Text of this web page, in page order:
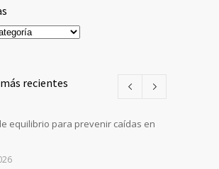
recientes
equilibrio para prevenir caídas en